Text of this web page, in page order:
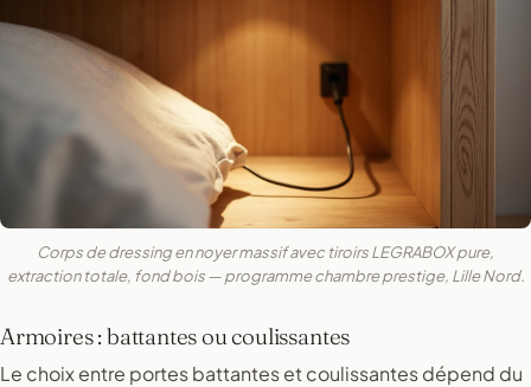
Corps de dressing en noyer massif avec tiroirs LEGRABOX pure,
extraction totale, fond bois — programme chambre prestige, Lille Nord.
Armoires : battantes ou coulissantes
Le choix entre portes battantes et coulissantes dépend du